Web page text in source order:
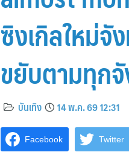
ซิงเกิลใหม่
ขยับตามทุกจั
บันเทิง 14 พ.ค. 69 12:31
Facebook Twitter